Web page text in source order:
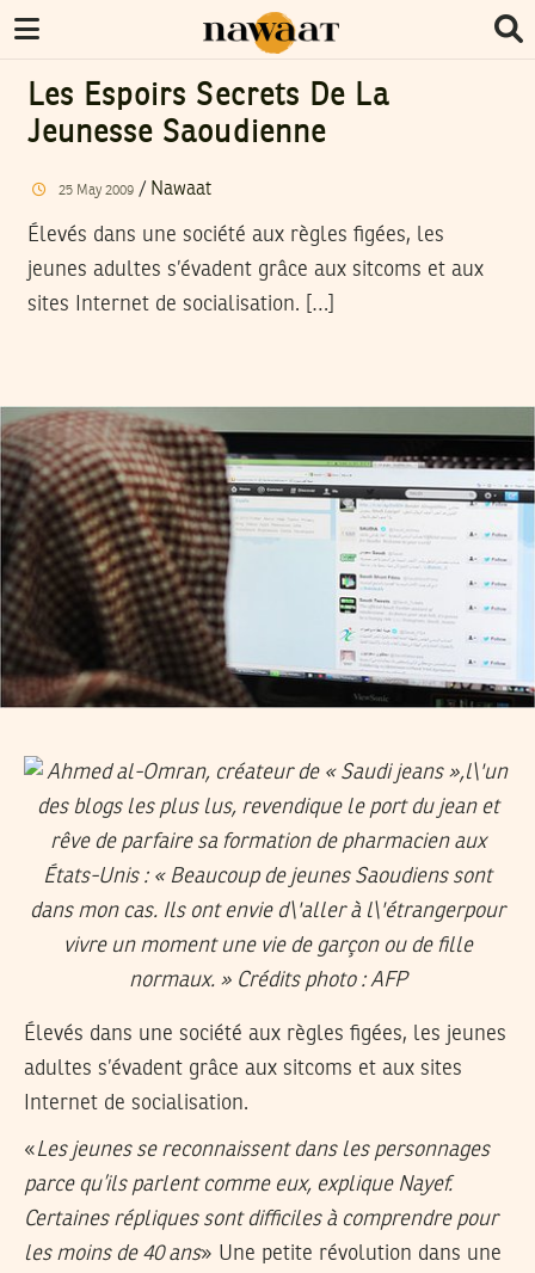
Les Espoirs Secrets De La
Jeunesse Saoudienne
25 May 2009/ Nawaat
Élevés dans une société aux règles figées, les
jeunes adultes s’évadent grâce aux sitcoms et aux
sites Internet de socialisation. […]
Élevés dans une société aux règles figées, les jeunes
adultes s’évadent grâce aux sitcoms et aux sites
Internet de socialisation.
«Les jeunes se reconnaissent dans les personnages
parce qu’ils parlent comme eux, explique Nayef.
Certaines répliques sont difficiles à comprendre pour
les moins de 40 ans» Une petite révolution dans une